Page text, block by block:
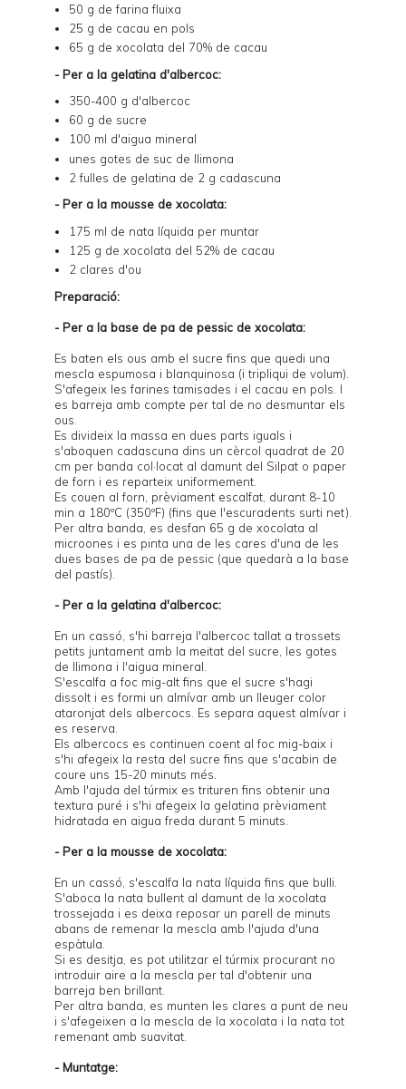
50 g de farina fluixa
25 g de cacau en pols
65 g de xocolata del 70% de cacau
- Per a la gelatina d'albercoc:
350-400 g d'albercoc
60 g de sucre
100 ml d'aigua mineral
unes gotes de suc de llimona
2 fulles de gelatina de 2 g cadascuna
- Per a la mousse de xocolata:
175 ml de nata líquida per muntar
125 g de xocolata del 52% de cacau
2 clares d'ou
Preparació:
- Per a la base de pa de pessic de xocolata:
Es baten els ous amb el sucre fins que quedi una
mescla espumosa i blanquinosa (i tripliqui de volum).
S'afegeix les farines tamisades i el cacau en pols. I
es barreja amb compte per tal de no desmuntar els
ous.
Es divideix la massa en dues parts iguals i
s'aboquen cadascuna dins un cèrcol quadrat de 20
cm per banda col·locat al damunt del Silpat o paper
de forn i es reparteix uniformement.
Es couen al forn, prèviament escalfat, durant 8-10
min a 180ºC (350ºF) (fins que l'escuradents surti net).
Per altra banda, es desfan 65 g de xocolata al
microones i es pinta una de les cares d'una de les
dues bases de pa de pessic (que quedarà a la base
del pastís).
- Per a la gelatina d'albercoc:
En un cassó, s'hi barreja l'albercoc tallat a trossets
petits juntament amb la meitat del sucre, les gotes
de llimona i l'aigua mineral.
S'escalfa a foc mig-alt fins que el sucre s'hagi
dissolt i es formi un almívar amb un lleuger color
ataronjat dels albercocs. Es separa aquest almívar i
es reserva.
Els albercocs es continuen coent al foc mig-baix i
s'hi afegeix la resta del sucre fins que s'acabin de
coure uns 15-20 minuts més.
Amb l'ajuda del túrmix es trituren fins obtenir una
textura puré i s'hi afegeix la gelatina prèviament
hidratada en aigua freda durant 5 minuts.
- Per a la mousse de xocolata:
En un cassó, s'escalfa la nata líquida fins que bulli.
S'aboca la nata bullent al damunt de la xocolata
trossejada i es deixa reposar un parell de minuts
abans de remenar la mescla amb l'ajuda d'una
espàtula.
Si es desitja, es pot utilitzar el túrmix procurant no
introduir aire a la mescla per tal d'obtenir una
barreja ben brillant.
Per altra banda, es munten les clares a punt de neu
i s'afegeixen a la mescla de la xocolata i la nata tot
remenant amb suavitat.
- Muntatge: